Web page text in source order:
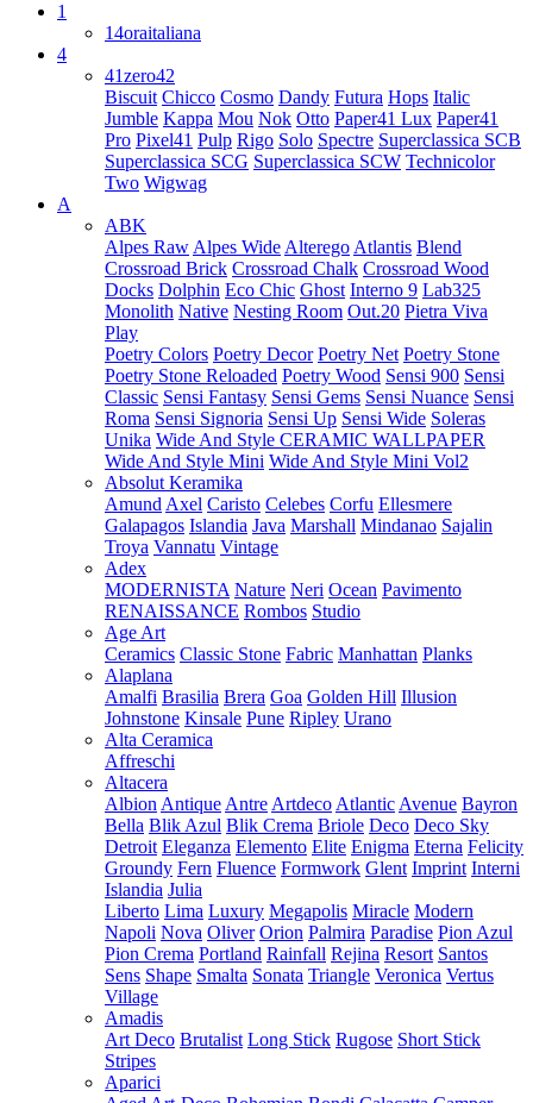
1
14oraitaliana
4
41zero42
Biscuit Chicco Cosmo Dandy Futura Hops Italic
Jumble Kappa Mou Nok Otto Paper41 Lux Paper41
Pro Pixel41 Pulp Rigo Solo Spectre Superclassica SCB
Superclassica SCG Superclassica SCW Technicolor
Two Wigwag
A
ABK
Alpes Raw Alpes Wide Alterego Atlantis Blend
Crossroad Brick Crossroad Chalk Crossroad Wood
Docks Dolphin Eco Chic Ghost Interno 9 Lab325
Monolith Native Nesting Room Out.20 Pietra Viva
Play
Poetry Colors Poetry Decor Poetry Net Poetry Stone
Poetry Stone Reloaded Poetry Wood Sensi 900 Sensi
Classic Sensi Fantasy Sensi Gems Sensi Nuance Sensi
Roma Sensi Signoria Sensi Up Sensi Wide Soleras
Unika Wide And Style CERAMIC WALLPAPER
Wide And Style Mini Wide And Style Mini Vol2
Absolut Keramika
Amund Axel Caristo Celebes Corfu Ellesmere
Galapagos Islandia Java Marshall Mindanao Sajalin
Troya Vannatu Vintage
Adex
MODERNISTA Nature Neri Ocean Pavimento
RENAISSANCE Rombos Studio
Age Art
Ceramics Classic Stone Fabric Manhattan Planks
Alaplana
Amalfi Brasilia Brera Goa Golden Hill Illusion
Johnstone Kinsale Pune Ripley Urano
Alta Ceramica
Affreschi
Altacera
Albion Antique Antre Artdeco Atlantic Avenue Bayron
Bella Blik Azul Blik Crema Briole Deco Deco Sky
Detroit Eleganza Elemento Elite Enigma Eterna Felicity
Groundy Fern Fluence Formwork Glent Imprint Interni
Islandia Julia
Liberto Lima Luxury Megapolis Miracle Modern
Napoli Nova Oliver Orion Palmira Paradise Pion Azul
Pion Crema Portland Rainfall Rejina Resort Santos
Sens Shape Smalta Sonata Triangle Veronica Vertus
Village
Amadis
Art Deco Brutalist Long Stick Rugose Short Stick
Stripes
Aparici